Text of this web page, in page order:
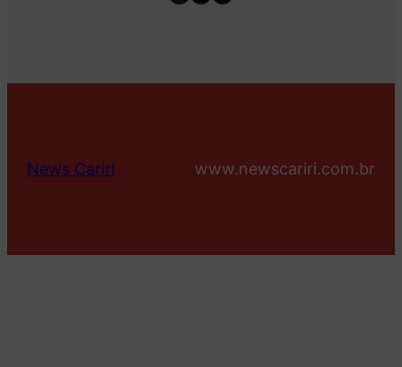
News Cariri www.newscariri.com.br